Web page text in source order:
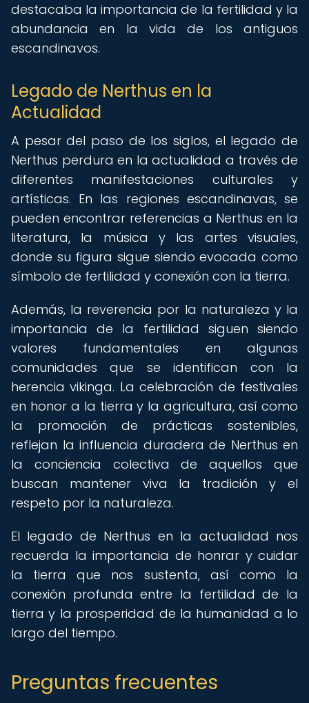
destacaba la importancia de la fertilidad y la
abundancia en la vida de los antiguos
escandinavos.
Legado de Nerthus en la
Actualidad
A pesar del paso de los siglos, el legado de
Nerthus perdura en la actualidad a través de
diferentes manifestaciones culturales y
artísticas. En las regiones escandinavas, se
pueden encontrar referencias a Nerthus en la
literatura, la música y las artes visuales,
donde su figura sigue siendo evocada como
símbolo de fertilidad y conexión con la tierra.
Además, la reverencia por la naturaleza y la
importancia de la fertilidad siguen siendo
valores fundamentales en algunas
comunidades que se identifican con la
herencia vikinga. La celebración de festivales
en honor a la tierra y la agricultura, así como
la promoción de prácticas sostenibles,
reflejan la influencia duradera de Nerthus en
la conciencia colectiva de aquellos que
buscan mantener viva la tradición y el
respeto por la naturaleza.
El legado de Nerthus en la actualidad nos
recuerda la importancia de honrar y cuidar
la tierra que nos sustenta, así como la
conexión profunda entre la fertilidad de la
tierra y la prosperidad de la humanidad a lo
largo del tiempo.
Preguntas frecuentes